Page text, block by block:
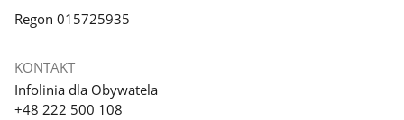
Regon 015725935
KONTAKT
Infolinia dla Obywatela
+48 222 500 108